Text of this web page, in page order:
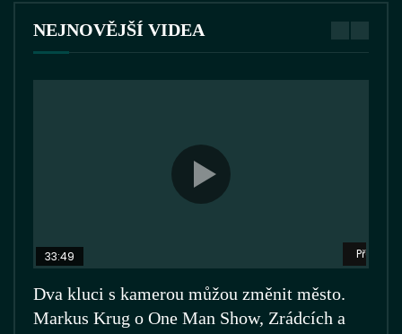
NEJNOVĚJŠÍ VIDEA
Přehrát
33:49
Dva kluci s kamerou můžou změnit město.
Markus Krug o One Man Show, Zrádcích a